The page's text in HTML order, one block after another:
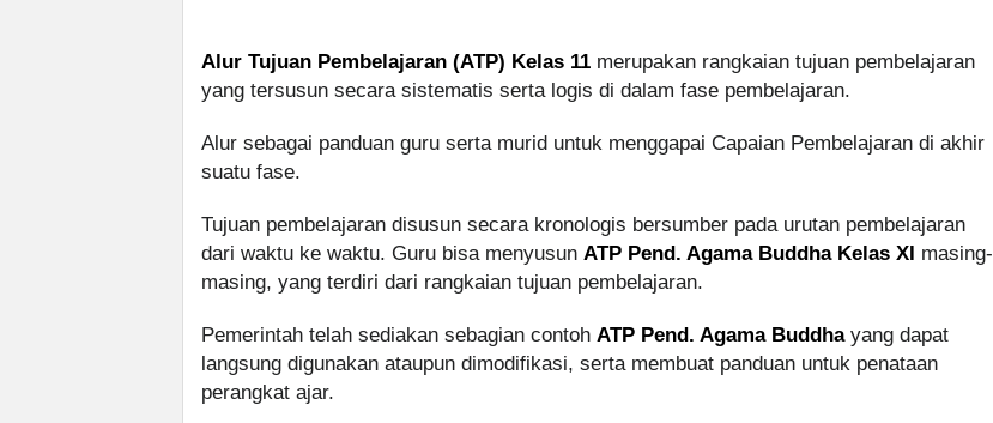
Alur Tujuan Pembelajaran (ATP) Kelas 11 merupakan rangkaian tujuan pembelajaran
yang tersusun secara sistematis serta logis di dalam fase pembelajaran.
Alur sebagai panduan guru serta murid untuk menggapai Capaian Pembelajaran di akhir
suatu fase.
Tujuan pembelajaran disusun secara kronologis bersumber pada urutan pembelajaran
dari waktu ke waktu. Guru bisa menyusun ATP Pend. Agama Buddha Kelas XI masing-
masing, yang terdiri dari rangkaian tujuan pembelajaran.
Pemerintah telah sediakan sebagian contoh ATP Pend. Agama Buddhayang dapat
langsung digunakan ataupun dimodifikasi, serta membuat panduan untuk penataan
perangkat ajar.